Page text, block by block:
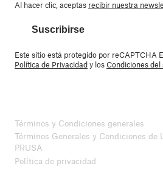
Al hacer clic, aceptas recibir nuestra
Suscribirse
Este sitio está protegido por reCAPTCHA
Política de Privacidady losCondiciones del
Términos y Condiciones generales
Términos Generales y Condiciones de
PRUSA
Política de privacidad